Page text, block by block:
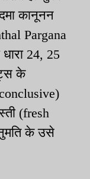
कानूनन
Pargana
24, 25
के
(fresh
के उसे